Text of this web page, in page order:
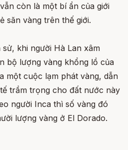
còn là một bí ẩn của giới
săn vàng trên thế giới.
khi người Hà Lan xâm
bộ lượng vàng khổng lồ của
một cuộc lạm phát vàng, dẫn
trầm trọng cho đất nước này
người Inca thì số vàng đó
lượng vàng ở El Dorado.